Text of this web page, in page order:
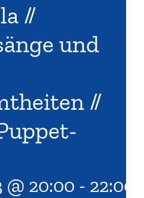
//
und
//
@ 20:00 - 22:00